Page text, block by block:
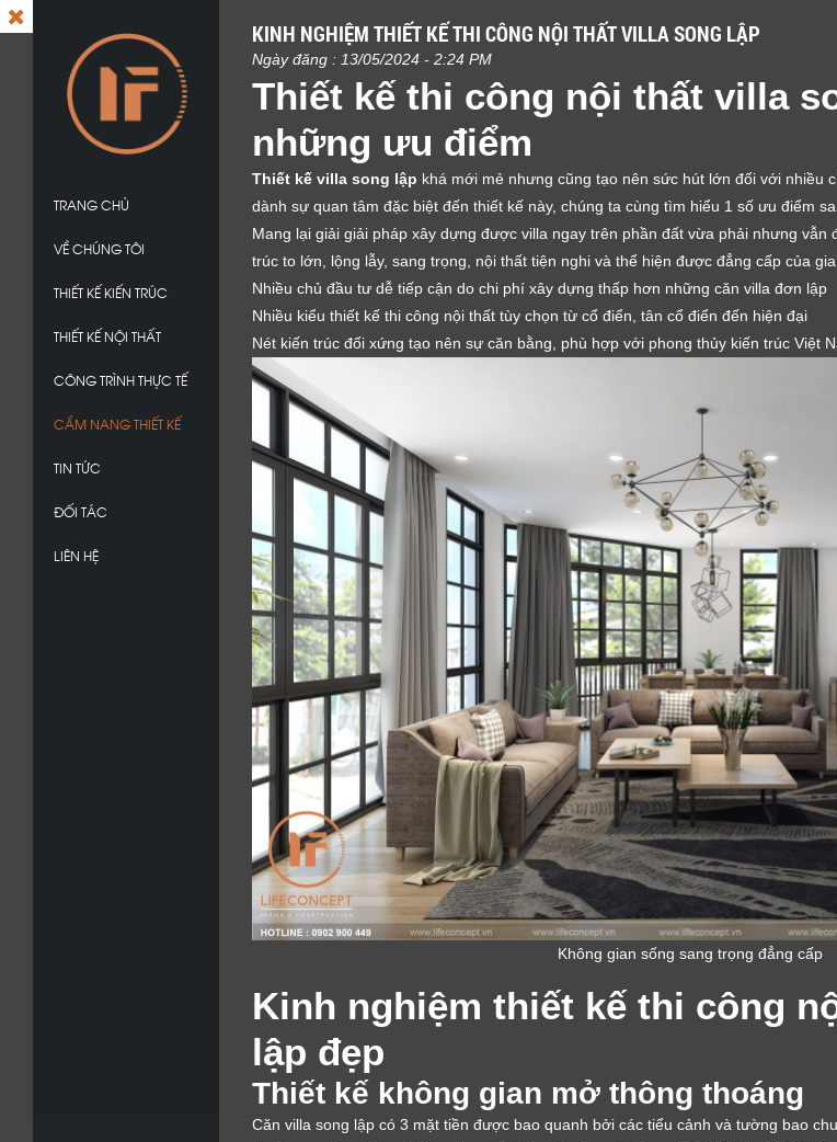
TRANG CHỦ
VỀ CHÚNG TÔI
THIẾT KẾ KIẾN TRÚC
THIẾT KẾ NỘI THẤT
CÔNG TRÌNH THỰC TẾ
CẨM NANG THIẾT KẾ
TIN TỨC
ĐỐI TÁC
LIÊN HỆ
KINH NGHIỆM THIẾT KẾ THI CÔNG NỘI THẤT VILLA SONG LẬP
Ngày đăng : 13/05/2024 - 2:24 PM
Thiết kế thi công nội thất villa
những ưu điểm
Thiết kế villa song lập khá mới mẻ nhưng cũng tạo nên sức hút lớn đối với nhiều
dành sự quan tâm đặc biệt đến thiết kế này, chúng ta cùng tìm hiểu 1 số ưu điểm
Mang lại giải giải pháp xây dựng được villa ngay trên phần đất vừa phải nhưng vẫn
trúc to lớn, lộng lẫy, sang trọng, nội thất tiện nghi và thể hiện được đẳng cấp của gia
Nhiều chủ đầu tư dễ tiếp cận do chi phí xây dựng thấp hơn những căn villa đơn lập
Nhiều kiểu thiết kế thi công nội thất tùy chọn từ cổ điển, tân cổ điển đến hiện đại
Nét kiến trúc đối xứng tạo nên sự căn bằng, phù hợp với phong thủy kiến trúc Việt
Không gian sống sang trọng đẳng cấp
Kinh nghiệm thiết kế thi công
lập đẹp
Thiết kế không gian mở thông thoáng
Căn villa song lập có 3 mặt tiền được bao quanh bởi các tiểu cảnh và tường bao